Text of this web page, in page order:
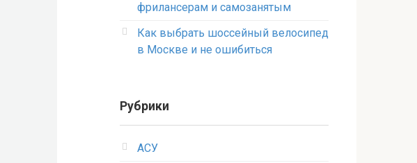
фрилансерам и самозанятым
Как выбрать шоссейный велосипед
в Москве и не ошибиться
Рубрики
АСУ